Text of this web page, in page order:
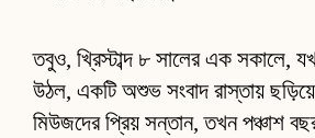
তবুও, খ্রিস্টাব্দ ৮ সালের এক সকালে,
উঠল, একটি অশুভ সংবাদ রাস্তায়
মিউজদের প্রিয় সন্তান, তখন পঞ্চাশ